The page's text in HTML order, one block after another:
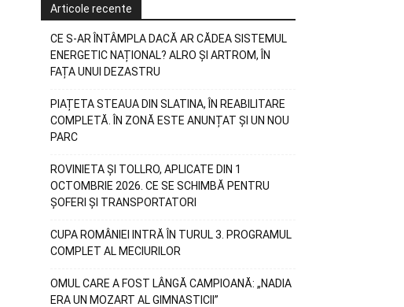
Articole recente
CE S-AR ÎNTÂMPLA DACĂ AR CĂDEA SISTEMUL
ENERGETIC NAȚIONAL? ALRO ȘI ARTROM, ÎN
FAȚA UNUI DEZASTRU
PIAȚETA STEAUA DIN SLATINA, ÎN REABILITARE
COMPLETĂ. ÎN ZONĂ ESTE ANUNȚAT ȘI UN NOU
PARC
ROVINIETA ȘI TOLLRO, APLICATE DIN 1
OCTOMBRIE 2026. CE SE SCHIMBĂ PENTRU
ȘOFERI ȘI TRANSPORTATORI
CUPA ROMÂNIEI INTRĂ ÎN TURUL 3. PROGRAMUL
COMPLET AL MECIURILOR
OMUL CARE A FOST LÂNGĂ CAMPIOANĂ: „NADIA
ERA UN MOZART AL GIMNASTICII”